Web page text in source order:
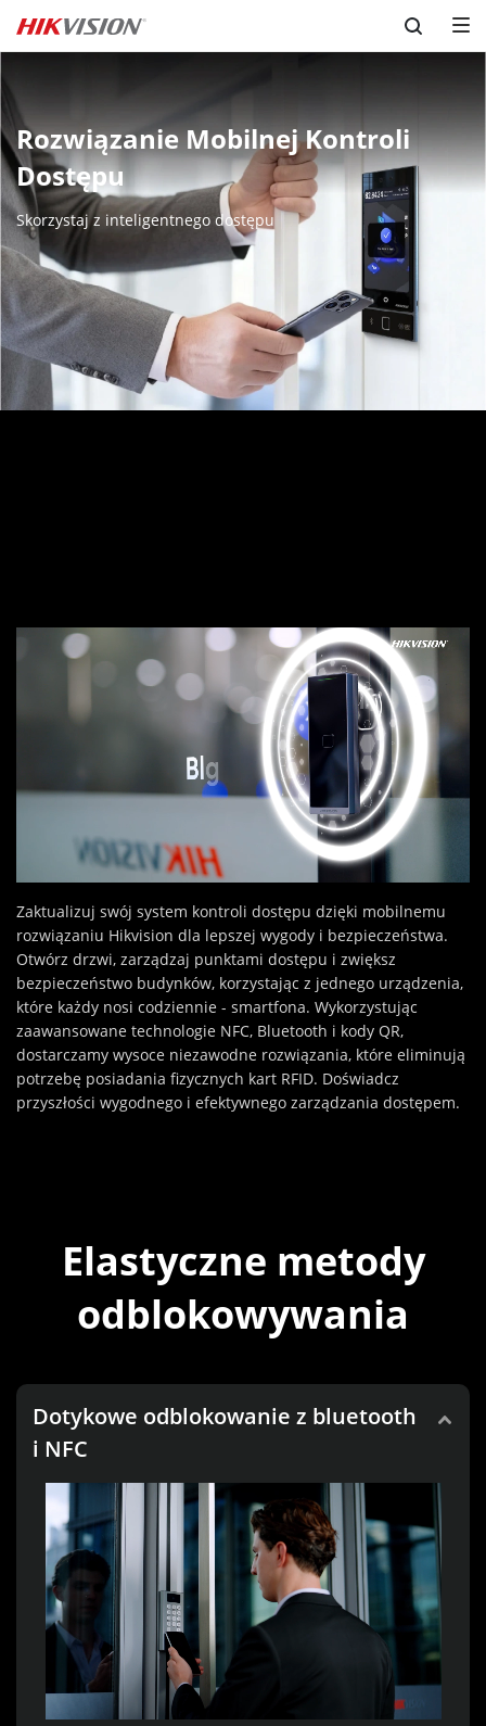
Skip to content
Rozwiązanie Mobilnej Kontroli
Dostępu
Skorzystaj z inteligentnego dostępu
Zaktualizuj swój system kontroli dostępu dzięki mobilnemu
rozwiązaniu Hikvision dla lepszej wygody i bezpieczeństwa.
Otwórz drzwi, zarządzaj punktami dostępu i zwiększ
bezpieczeństwo budynków, korzystając z jednego urządzenia,
które każdy nosi codziennie - smartfona. Wykorzystując
zaawansowane technologie NFC, Bluetooth i kody QR,
dostarczamy wysoce niezawodne rozwiązania, które eliminują
potrzebę posiadania fizycznych kart RFID. Doświadcz
przyszłości wygodnego i efektywnego zarządzania dostępem.
Elastyczne metody
odblokowywania
Dotykowe odblokowanie z bluetooth
i NFC